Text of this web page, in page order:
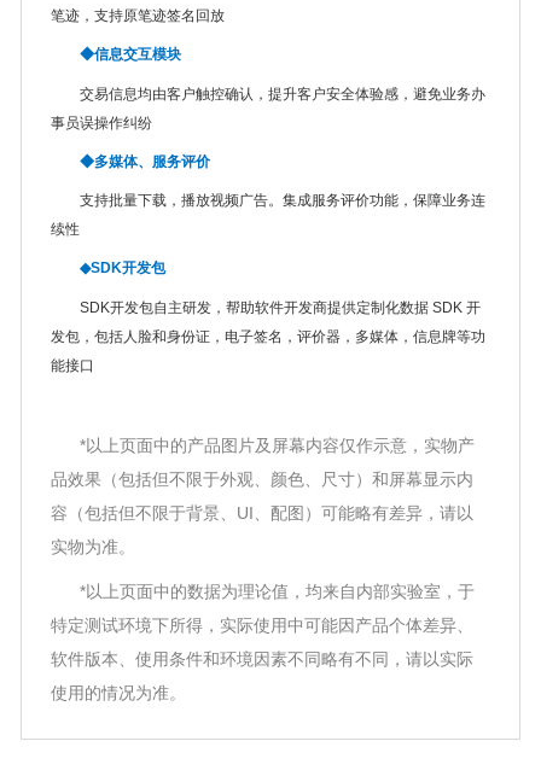
笔迹，支持原笔迹签名回放
◆信息交互模块
交易信息均由客户触控确认，提升客户安全体验感，避免业务办
事员误操作纠纷
◆多媒体、服务评价
支持批量下载，播放视频广告。集成服务评价功能，保障业务连
续性
◆SDK开发包
SDK开发包自主研发，帮助软件开发商提供定制化数据 SDK 开
发包，包括人脸和身份证，电子签名，评价器，多媒体，信息牌等功
能接口
*以上页面中的产品图片及屏幕内容仅作示意，实物产
品效果（包括但不限于外观、颜色、尺寸）和屏幕显示内
容（包括但不限于背景、UI、配图）可能略有差异，请以
实物为准。
*以上页面中的数据为理论值，均来自内部实验室，于
特定测试环境下所得，实际使用中可能因产品个体差异、
软件版本、使用条件和环境因素不同略有不同，请以实际
使用的情况为准。